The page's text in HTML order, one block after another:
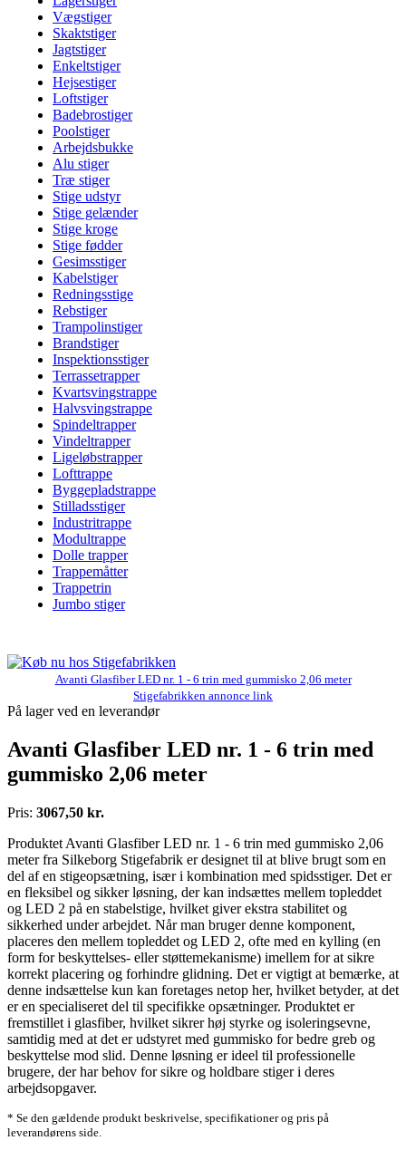
Vægstiger
Skaktstiger
Jagtstiger
Enkeltstiger
Hejsestiger
Loftstiger
Badebrostiger
Poolstiger
Arbejdsbukke
Alu stiger
Træ stiger
Stige udstyr
Stige gelænder
Stige kroge
Stige fødder
Gesimsstiger
Kabelstiger
Redningsstige
Rebstiger
Trampolinstiger
Brandstiger
Inspektionsstiger
Terrassetrapper
Kvartsvingstrappe
Halvsvingstrappe
Spindeltrapper
Vindeltrapper
Ligeløbstrapper
Lofttrappe
Byggepladstrappe
Stilladsstiger
Industritrappe
Modultrappe
Dolle trapper
Trappemåtter
Trappetrin
Jumbo stiger
Avanti Glasfiber LED nr. 1 - 6 trin med gummisko 2,06 meter
Stigefabrikken annonce link
På lager ved en leverandør
Avanti Glasfiber LED nr. 1 - 6 trin med
gummisko 2,06 meter
Pris: 3067,50 kr.
Produktet Avanti Glasfiber LED nr. 1 - 6 trin med gummisko 2,06
meter fra Silkeborg Stigefabrik er designet til at blive brugt som en
del af en stigeopsætning, især i kombination med spidsstiger. Det er
en fleksibel og sikker løsning, der kan indsættes mellem topleddet
og LED 2 på en stabelstige, hvilket giver ekstra stabilitet og
sikkerhed under arbejdet. Når man bruger denne komponent,
placeres den mellem topleddet og LED 2, ofte med en kylling (en
form for beskyttelses- eller støttemekanisme) imellem for at sikre
korrekt placering og forhindre glidning. Det er vigtigt at bemærke, at
denne indsættelse kun kan foretages netop her, hvilket betyder, at det
er en specialiseret del til specifikke opsætninger. Produktet er
fremstillet i glasfiber, hvilket sikrer høj styrke og isoleringsevne,
samtidig med at det er udstyret med gummisko for bedre greb og
beskyttelse mod slid. Denne løsning er ideel til professionelle
brugere, der har behov for sikre og holdbare stiger i deres
arbejdsopgaver.
* Se den gældende produkt beskrivelse, specifikationer og pris på
leverandørens side.